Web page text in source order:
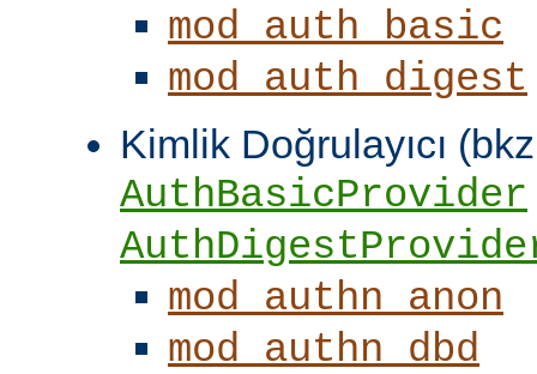
mod_auth_basic
mod_auth_digest
Kimlik Doğrulayıcı
AuthBasicProvider
mod_authn_anon
mod_authn_dbd